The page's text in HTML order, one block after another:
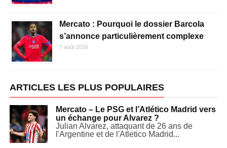
Mercato : Pourquoi le dossier Barcola
s’annonce particulièrement complexe
7 août 2026
ARTICLES LES PLUS POPULAIRES
Mercato – Le PSG et l’Atlético Madrid vers
un échange pour Alvarez ?
Julian Alvarez, attaquant de 26 ans de
l'Argentine et de l'Atletico Madrid...